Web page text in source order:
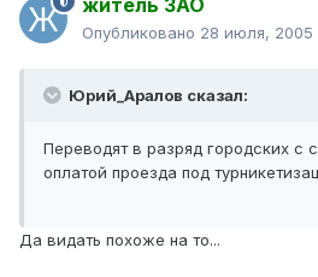
житель ЗАО
Опубликовано 28 июля, 2005
Юрий_Аралов сказал:
Переводят в разряд городских с
оплатой проезда под
Да видать похоже на то...